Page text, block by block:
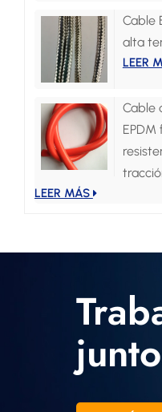
Cable
alta
LEER
Cable
LEER MÁS